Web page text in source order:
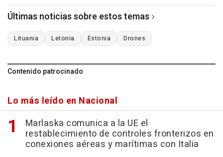
Últimas noticias sobre estos temas
Lituania Letonia Estonia Drones
Contenido patrocinado
Lo más leído en Nacional
Marlaska comunica a la UE el
restablecimiento de controles fronterizos en
conexiones aéreas y marítimas con Italia